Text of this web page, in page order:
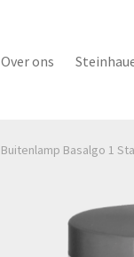
Over ons
Buitenlamp Basalgo 1